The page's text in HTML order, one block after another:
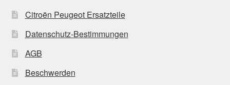
Citroën Peugeot Ersatzteile
Datenschutz-Bestimmungen
AGB
Beschwerden